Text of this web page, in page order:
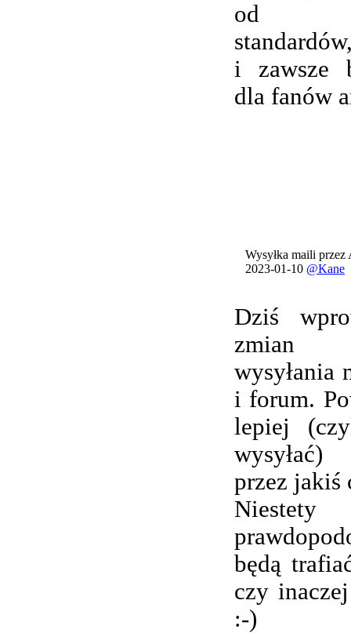
od
i zawsze
dla fanów
Wysyłka maili
2023-01-10 @Kane
Dziś
zmian
wysyłania
i forum.
lepiej
przez jakiś
będą
czy
:-)